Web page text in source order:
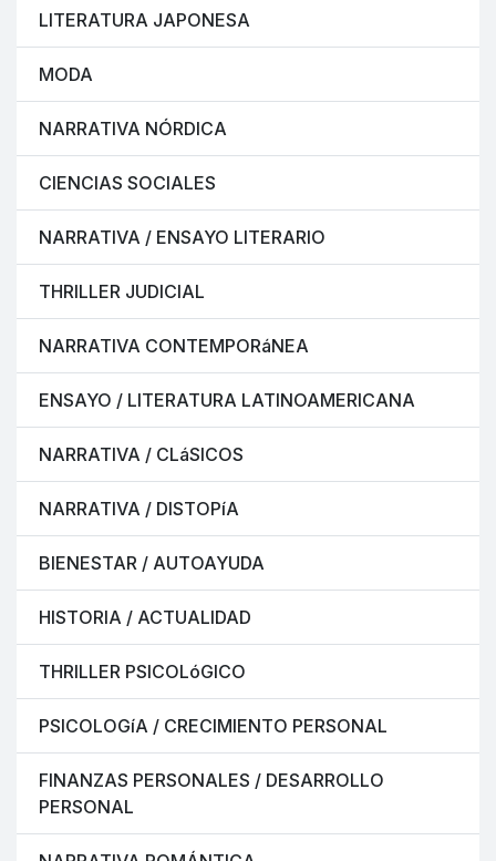
LITERATURA JAPONESA
MODA
NARRATIVA NÓRDICA
CIENCIAS SOCIALES
NARRATIVA / ENSAYO LITERARIO
THRILLER JUDICIAL
NARRATIVA CONTEMPORáNEA
ENSAYO / LITERATURA LATINOAMERICANA
NARRATIVA / CLáSICOS
NARRATIVA / DISTOPíA
BIENESTAR / AUTOAYUDA
HISTORIA / ACTUALIDAD
THRILLER PSICOLóGICO
PSICOLOGíA / CRECIMIENTO PERSONAL
FINANZAS PERSONALES / DESARROLLO
PERSONAL